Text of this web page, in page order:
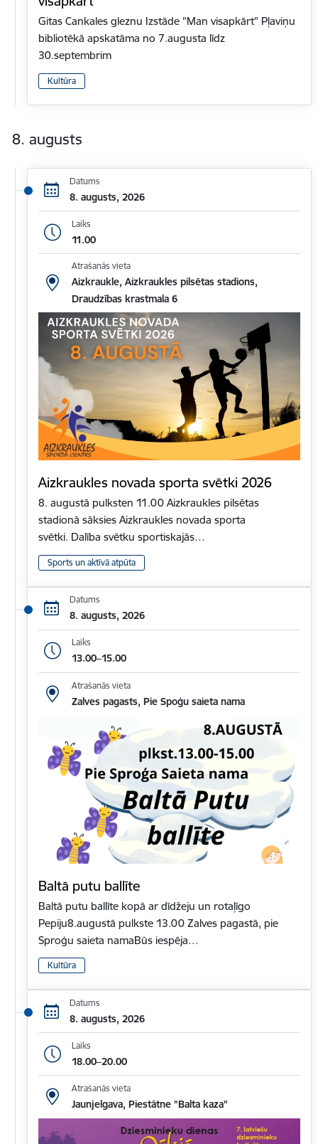
Gitas Cankales gleznu Izstāde "Man visapkārt" Pļaviņu
bibliotēkā apskatāma no 7.augusta līdz
30.septembrim
Kultūra
8. augusts
Datums
8. augusts, 2026
Laiks
11.00
Atrašanās vieta
Aizkraukle, Aizkraukles pilsētas stadions,
Draudzības krastmala 6
Aizkraukles novada sporta svētki 2026
8. augustā pulksten 11.00 Aizkraukles pilsētas
stadionā sāksies Aizkraukles novada sporta
svētki. Dalība svētku sportiskajās…
Sports un aktīvā atpūta
Datums
8. augusts, 2026
Laiks
13.00–15.00
Atrašanās vieta
Zalves pagasts, Pie Spoģu saieta nama
Baltā putu ballīte
Baltā putu ballīte kopā ar dīdžeju un rotaļīgo
Pepiju8.augustā pulkste 13.00 Zalves pagastā, pie
Sproģu saieta namaBūs iespēja…
Kultūra
Datums
8. augusts, 2026
Laiks
18.00–20.00
Atrašanās vieta
Jaunjelgava, Piestātne "Balta kaza"